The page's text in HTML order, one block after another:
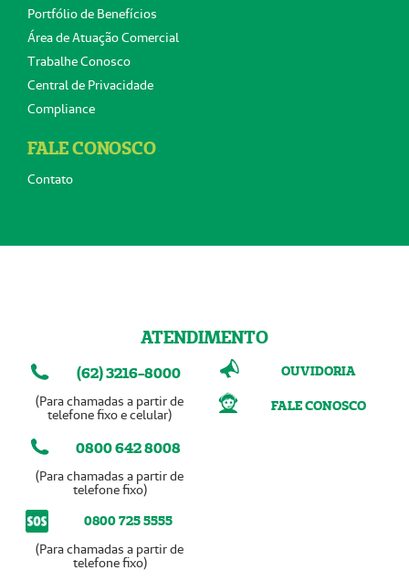
Portfólio de Benefícios
Área de Atuação Comercial
Trabalhe Conosco
Central de Privacidade
Compliance
FALE CONOSCO
Contato
ATENDIMENTO
(62) 3216-8000
(Para chamadas a partir de
telefone fixo e celular)
0800 642 8008
(Para chamadas a partir de
telefone fixo)
0800 725 5555
(Para chamadas a partir de
telefone fixo)
OUVIDORIA
FALE CONOSCO